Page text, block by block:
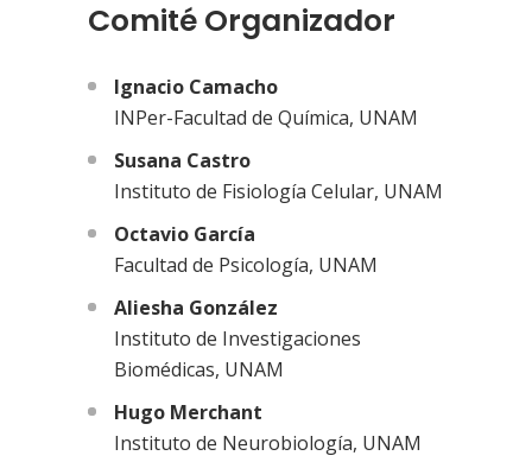
Comité Organizador
Ignacio Camacho
INPer-Facultad de Química, UNAM
Susana Castro
Instituto de Fisiología Celular, UNAM
Octavio García
Facultad de Psicología, UNAM
Aliesha González
Instituto de Investigaciones
Biomédicas, UNAM
Hugo Merchant
Instituto de Neurobiología, UNAM